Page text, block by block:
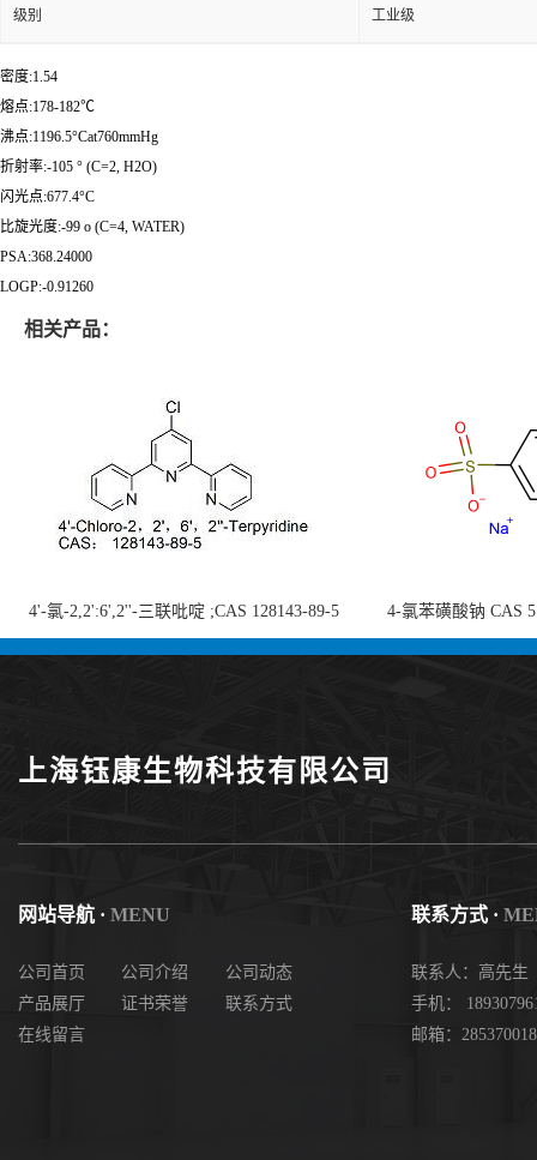
级别 工业级
密度:1.54
熔点:178-182℃
沸点:1196.5°Cat760mmHg
折射率:-105 ° (C=2, H2O)
闪光点:677.4°C
比旋光度:-99 o (C=4, WATER)
PSA:368.24000
LOGP:-0.91260
相关产品：
4'-氯-2,2':6',2''-三联吡啶 ;CAS 128143-89-5
;4'-Chloro-2,2':6',2''-terpyridine;4-
4-氯苯磺酸钠 CAS
上海钰康生物科技有限公司
网站导航 · MENU
公司首页 公司介绍
公司动态
产品展厅
证书荣誉
联系方式
在线留言
联系方式 ·
联系人：高先生
手机：
邮箱：